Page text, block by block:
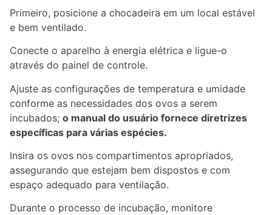
Primeiro, posicione a chocadeira em um local estável
e bem ventilado.
Conecte o aparelho à energia elétrica e ligue-o
através do painel de controle.
Ajuste as configurações de temperatura e umidade
conforme as necessidades dos ovos a serem
incubados; o manual do usuário fornece diretrizes
específicas para várias espécies.
Insira os ovos nos compartimentos apropriados,
assegurando que estejam bem dispostos e com
espaço adequado para ventilação.
Durante o processo de incubação, monitore